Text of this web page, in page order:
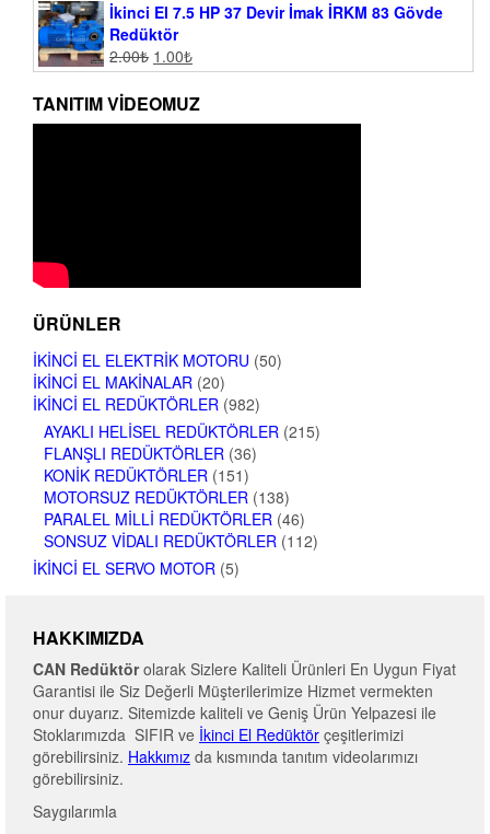
İkinci El 7.5 HP 37 Devir İmak İRKM 83 Gövde
Redüktör
2.00₺ 1.00₺
TANITIM VIDEOMUZ
ÜRÜNLER
İKINCI EL ELEKTRIK MOTORU (50)
İKINCI EL MAKINALAR (20)
İKINCI EL REDÜKTÖRLER (982)
AYAKLI HELISEL REDÜKTÖRLER (215)
FLANŞLI REDÜKTÖRLER (36)
KONIK REDÜKTÖRLER (151)
MOTORSUZ REDÜKTÖRLER (138)
PARALEL MILLI REDÜKTÖRLER (46)
SONSUZ VIDALI REDÜKTÖRLER (112)
İKINCI EL SERVO MOTOR (5)
HAKKIMIZDA
CAN Redüktörolarak Sizlere Kaliteli Ürünleri En Uygun Fiyat
Garantisi ile Siz Değerli Müşterilerimize Hizmet vermekten
onur duyarız. Sitemizde kaliteli ve Geniş Ürün Yelpazesi ile
Stoklarımızda SIFIR ve İkinci El Redüktör çeşitlerimizi
görebilirsiniz. Hakkımız da kısmında tanıtım videolarımızı
görebilirsiniz.
Saygılarımla